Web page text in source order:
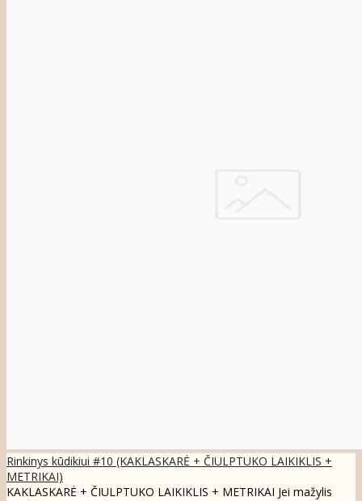
Rinkinys kūdikiui #10 (KAKLASKARĖ + ČIULPTUKO LAIKIKLIS +
METRIKAI)
KAKLASKARĖ + ČIULPTUKO LAIKIKLIS + METRIKAI Jei mažylis